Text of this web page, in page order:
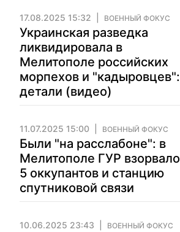
17.08.2025 15:32 ВОЕННЫЙ ФОКУС
Украинская разведка
ликвидировала в
Мелитополе российских
морпехов и "кадыровцев":
детали (видео)
11.07.2025 15:00 ВОЕННЫЙ ФОКУС
Были "на расслабоне": в
Мелитополе ГУР взорвало
5 оккупантов и станцию
спутниковой связи
10.06.2025 23:43 ВОЕННЫЙ ФОКУС